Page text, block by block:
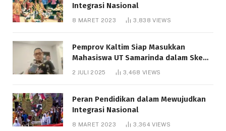
Integrasi Nasional
8 MARET 2023 3,838VIEWS
Pemprov Kaltim Siap Masukkan
Mahasiswa UT Samarinda dalam Skema
Bantuan Pendidikan Gratispol
2 JULI 2025 3,468 VIEWS
Peran Pendidikan dalam Mewujudkan
Integrasi Nasional
8 MARET 2023 3,364VIEWS